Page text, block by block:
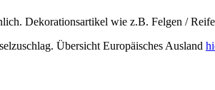
Dekorationsartikel wie z.B. Felgen /
Übersicht Europäisches Ausland